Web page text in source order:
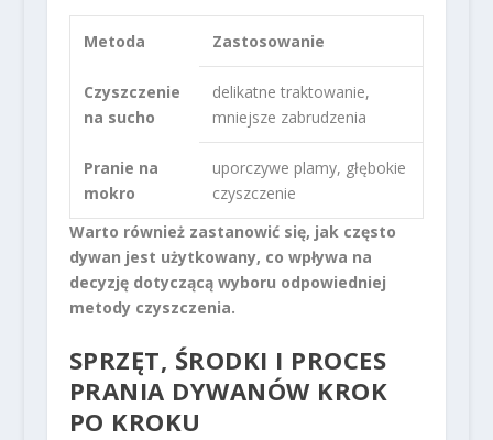
Metoda Zastosowanie
Czyszczenie
na sucho
delikatne traktowanie,
mniejsze zabrudzenia
Pranie na
mokro
uporczywe plamy, głębokie
czyszczenie
Warto również zastanowić się, jak często
dywan jest użytkowany, co wpływa na
decyzję dotyczącą wyboru odpowiedniej
metody czyszczenia.
SPRZĘT, ŚRODKI I PROCES
PRANIA DYWANÓW KROK
PO KROKU